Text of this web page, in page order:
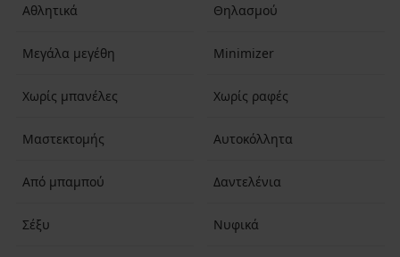
Αθλητικά Θηλασμού
Μεγάλα μεγέθη Minimizer
Χωρίς μπανέλες Χωρίς ραφές
Μαστεκτομής Αυτοκόλλητα
Από μπαμπού Δαντελένια
Σέξυ Νυφικά